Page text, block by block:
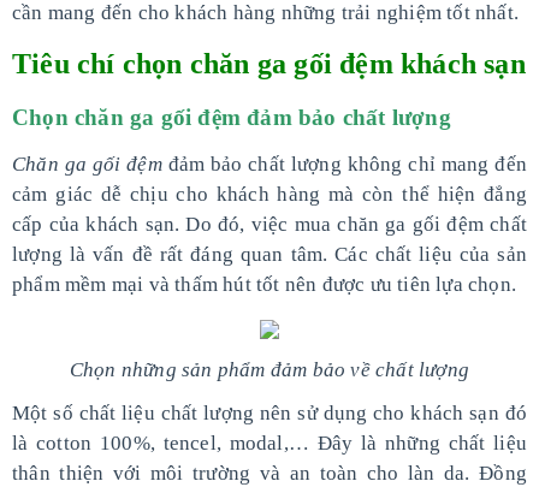
cần mang đến cho khách hàng những trải nghiệm tốt nhất.
Tiêu chí chọn chăn ga gối đệm khách sạn
Chọn chăn ga gối đệm đảm bảo chất lượng
Chăn ga gối đệmđảm bảo chất lượng không chỉ mang đến
cảm giác dễ chịu cho khách hàng mà còn thể hiện đẳng
cấp của khách sạn. Do đó, việc mua chăn ga gối đệm chất
lượng là vấn đề rất đáng quan tâm. Các chất liệu của sản
phẩm mềm mại và thấm hút tốt nên được ưu tiên lựa chọn.
Chọn những sản phẩm đảm bảo về chất lượng
Một số chất liệu chất lượng nên sử dụng cho khách sạn đó
là cotton 100%, tencel, modal,… Đây là những chất liệu
thân thiện với môi trường và an toàn cho làn da. Đồng